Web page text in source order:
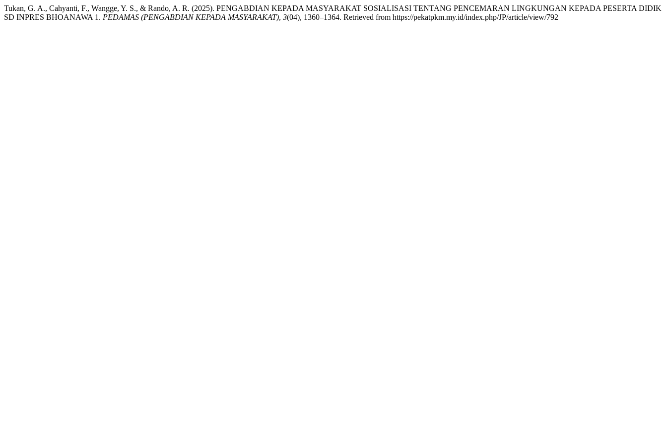
Tukan, G. A., Cahyanti, F., Wangge, Y. S., & Rando, A. R. (2025). PENGABDIAN KEPADA MASYARAKAT SOSIALISASI TENTANG PENCEMARAN LINGKUNGAN KEPADA PESERTA DIDIK
SD INPRES BHOANAWA 1. PEDAMAS (PENGABDIAN KEPADA MASYARAKAT), 3(04), 1360–1364. Retrieved from https://pekatpkm.my.id/index.php/JP/article/view/792